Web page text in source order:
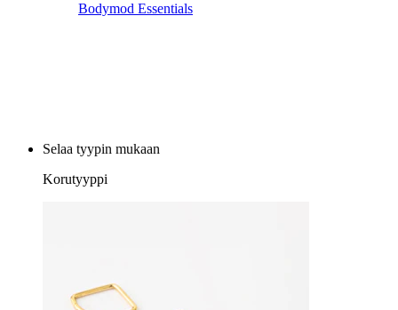
Bodymod Essentials
Selaa tyypin mukaan
Korutyyppi